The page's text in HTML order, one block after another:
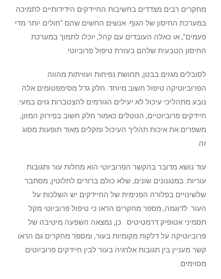
מחקרים רבים מצדדים בחשיבות החיידקים הידידותיים לתמיכה
במערכת החיסון של הגוף. אנשים החשים שהם "חולים יותר מדי
פעמים", או כאלה העובדים עם קהל, יוכלו לתמוך במערכת
החיסון הטבעית שלהם בעזרת טיפול פרוביוטי.
לסובלים מגזים בבטן, תחושת נפיחות ועוויתות מהווה
הפרוביוטיקה טיפול חשוב מיוחד. חלק גדל מסימפטומים אלה
נובע מתהליכי עיכול לא יעילים הגורמים להצטברות גזים במעי.
חיידקים פרוביוטיים, הנוטלים כאמור חלק חשוב בפירוק המזון,
משפרים את איכות תהליך העיכול ומקלים מאוד תופעות מסוג
זה.
עוד נושא מדובר בהקשר הפרוביוטי הוא מחלות עור ותגובות
עוריות. במנגנונים שונים, שלא כולם ברורים לחלוטין, מסתבר
שלשינויים בפלורה הפנימית של החיידקים יש השלכות על
העור. לדוגמה, מספר מחקרים הראו כי טיפול פרוביוטי מקל
תסמיני אטופיק דרמטיטיס. כן, נמצאה השפעה מיטיבה של
פרוביוטיקה על דלקות מקומיות בעור, ומספר מחקרים גם הראו
קשר מעניין בין תגובות אלרגיה בעור לבין חיידקים פרוביוטים
מסוימים.